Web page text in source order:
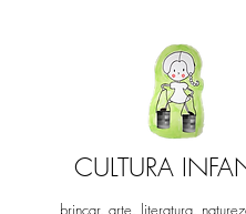
CULTURA
brincar. arte. literatura.